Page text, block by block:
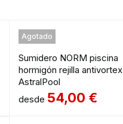
Agotado
Sumidero NORM piscina
hormigón rejilla antivortex
AstralPool
desde 54,00 €